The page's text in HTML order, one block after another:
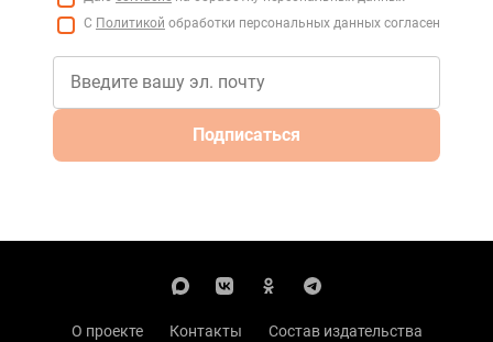
С Политикой обработки персональных данных согласен
Подписаться
О проекте Контакты
Состав издательства